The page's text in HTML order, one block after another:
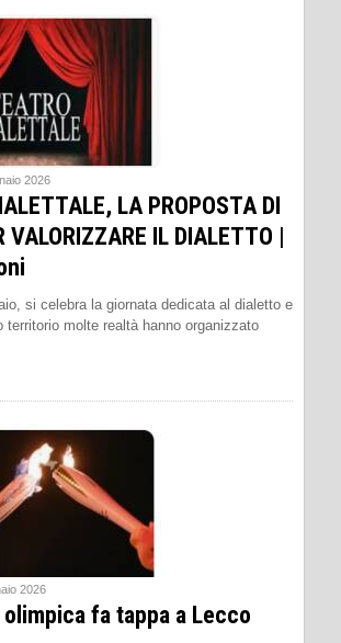
2026
LA PROPOSTA DI
VALORIZZARE IL DIALETTO |
si celebra la giornata dedicata al dialetto e
territorio molte realtà hanno organizzato
2026
olimpica fa tappa a Lecco